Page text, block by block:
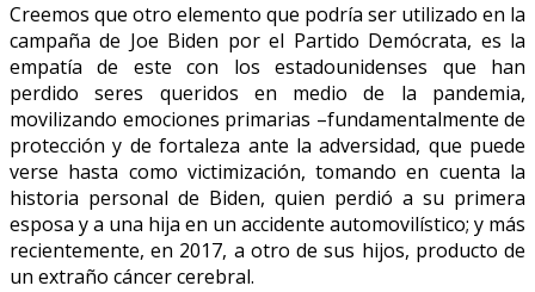
Creemos que otro elemento que podría ser utilizado en la
campaña de Joe Biden por el Partido Demócrata, es la
empatía de este con los estadounidenses que han
perdido seres queridos en medio de la pandemia,
movilizando emociones primarias –fundamentalmente de
protección y de fortaleza ante la adversidad, que puede
verse hasta como victimización, tomando en cuenta la
historia personal de Biden, quien perdió a su primera
esposa y a una hija en un accidente automovilístico; y más
recientemente, en 2017, a otro de sus hijos, producto de
un extraño cáncer cerebral.